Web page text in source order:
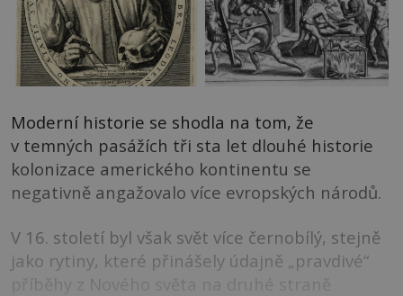
Moderní historie se shodla na tom, že
v temných pasážích tři sta let dlouhé historie
kolonizace amerického kontinentu se
negativně angažovalo více evropských národů.
V 16. století byl však svět více černobílý, stejně
jako rytiny, které přinášely údajně „pravdivé“
příběhy z Nového světa na druhé straně